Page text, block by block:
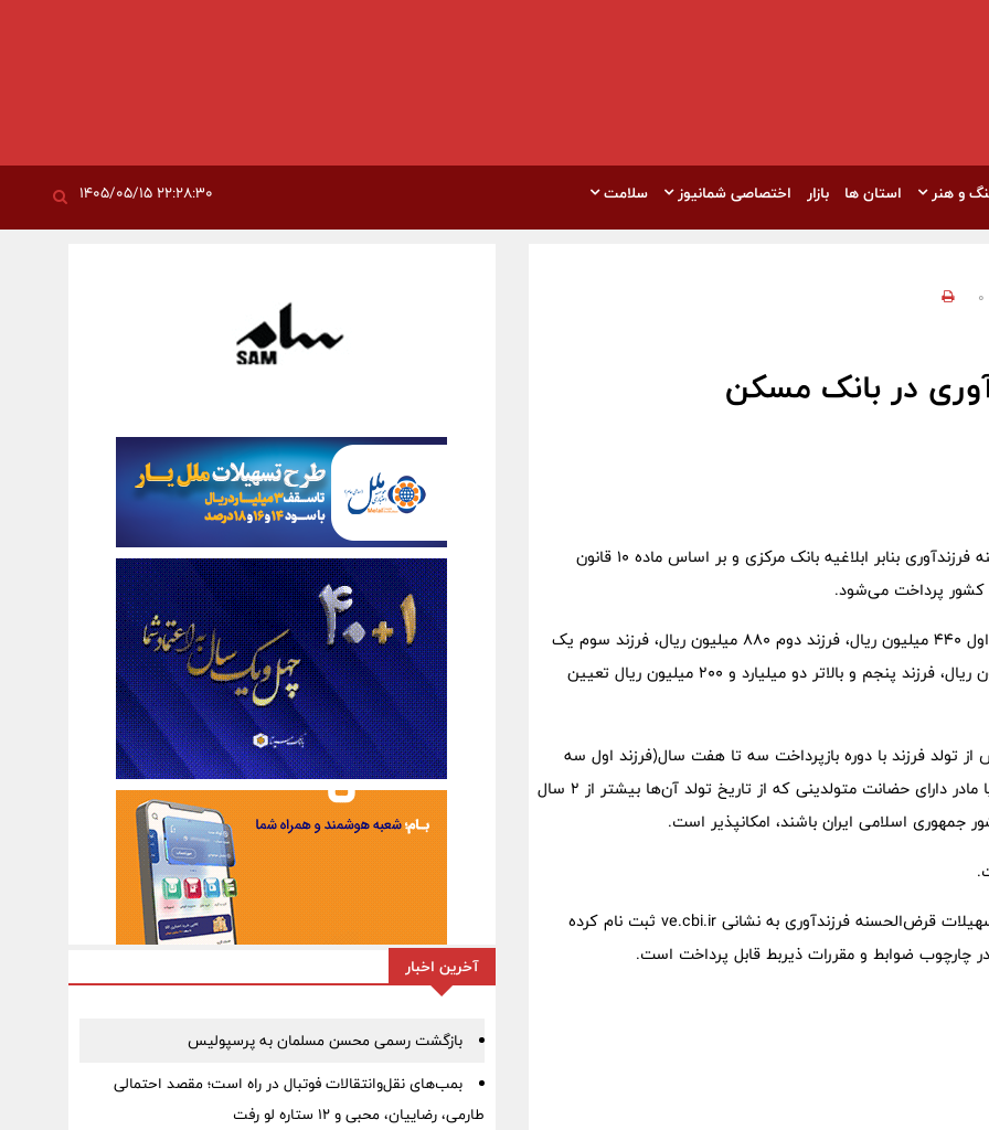
و هنر استان ها بازار اختصاصی شمانیوز سلامت
0
در بانک مسکن
به نقل از پایگاه خبری بانک مسکن – هیبنا؛ تسهیلات قرض‌الحسنه فرزندآوری بنابر ابلاغیه بانک مرکزی و بر اساس ماده ۱۰ قانون
تسهیلات قرض‌الحسنه فرزندآوری در سال ۱۴۰۴، برای تولد فرزند اول ۴۴۰ میلیون ریال، فرزند دوم ۸۸۰ میلیون ریال، فرزند سوم یک
میلیارد و ۳۲۰ میلیون ریال، فرزند چهارم یک میلیارد و ۶۵۰ میلیون ریال، فرزند پنجم و بالاتر دو میلیارد و ۲۰۰ میلیون ریال تعیین
تولد فرزند با دوره بازپرداخت سه تا هفت سال(فرزند اول سه
سال … فرزند پنجم به بعد ۷ سال) با لحاظ ۶ ماه تنفس، به پدر یا مادر دارای حضانت متولدینی که از تاریخ تولد آن‌ها بیشتر از ۲ سال
اسلامی ایران باشند، امکانپذیر است.
اعطای این تسهیلات به متقاضیان مشروط بر اینکه در سامانه تسهیلات قرض‌الحسنه فرزندآوری به نشانی ve.cbi.ir ثبت نام کرده
چارچوب ضوابط و مقررات ذیربط قابل پرداخت است.
آخرین اخبار
بازگشت رسمی محسن مسلمان به پرسپولیس
بمب‌های نقل‌وانتقالات فوتبال در راه است؛ مقصد احتمالی
طارمی، رضاییان، محبی و ۱۲ ستاره لو رفت